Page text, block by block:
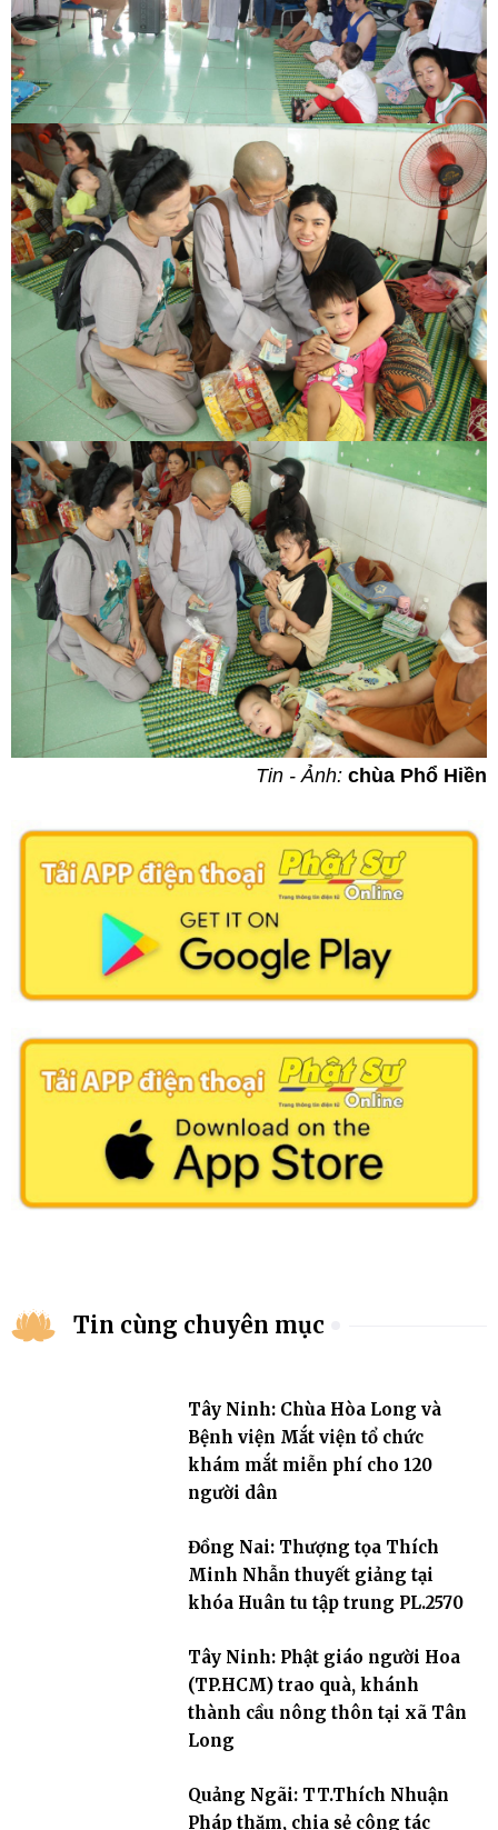
Tin - Ảnh: chùa Phổ Hiền
Tin cùng chuyên mục
Tây Ninh: Chùa Hòa Long và
Bệnh viện Mắt viện tổ chức
khám mắt miễn phí cho 120
người dân
Đồng Nai: Thượng tọa Thích
Minh Nhẫn thuyết giảng tại
khóa Huân tu tập trung PL.2570
Tây Ninh: Phật giáo người Hoa
(TP.HCM) trao quà, khánh
thành cầu nông thôn tại xã Tân
Long
Quảng Ngãi: TT.Thích Nhuận
Pháp thăm, chia sẻ công tác